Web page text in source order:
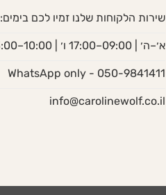
שירות הלקוחות שלנו זמיו לכם בימים:
א׳–ה׳ | 09:00–17:00 ו׳ | 10:00–13:00
050-9841411 - WhatsApp only
info@carolinewolf.co.il